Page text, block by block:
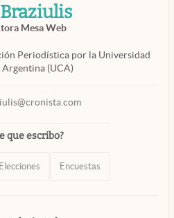
Mesa Web
Periodística por la Universidad
(UCA)
pestaña
que escribo?
Elecciones Encuestas